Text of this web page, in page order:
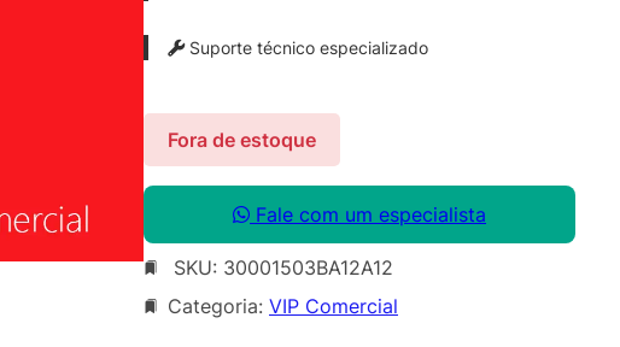
Suporte técnico especializado
Fora de estoque
Fale com um especialista
SKU: 30001503BA12A12
Categoria: VIP Comercial